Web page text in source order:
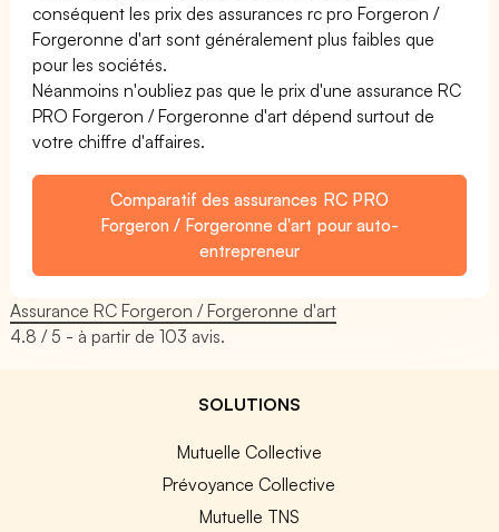
conséquent les prix des assurances rc pro Forgeron /
Forgeronne d'art sont généralement plus faibles que
pour les sociétés.
Néanmoins n'oubliez pas que le prix d'une assurance RC
PRO Forgeron / Forgeronne d'art dépend surtout de
votre chiffre d'affaires.
Comparatif des assurances RC PRO
Forgeron / Forgeronne d'art pour auto-
entrepreneur
Assurance RC Forgeron / Forgeronne d'art
4.8 / 5 - à partir de103 avis.
SOLUTIONS
Mutuelle Collective
Prévoyance Collective
Mutuelle TNS